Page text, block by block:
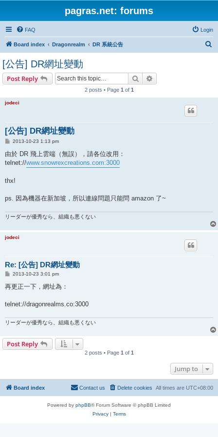
pagras.net: forums
FAQ Login
Board index Dragonrealm DR 系統公告
[公告] DR網址變動
Post Reply Search
2 posts • Page 1 of 1
jodeci
[公告] DR網址變動
P
s
t
2013-10-23 1:13 pm
由於 DR 飛上雲端（無誤），請各位改用：
telnet://www.snowrexcreations.com:3000
thx!
ps. 因為機器在新加坡，所以連線問題只能問 amazon 了~
リーダーが優秀なら、組織も悪くない
jodeci
Re: [公告] DR網址變動
P
s
t
2013-10-23 3:01 pm
再更正一下，網址為：
telnet://dragonrealms.co:3000
リーダーが優秀なら、組織も悪くない
Post Reply
2 posts • Page 1 of 1
Jump to
Board index All times are UTC+08:00
Delete cookies
Contact us
Powered by phpBB® Forum Software © phpBB Limited
Privacy| Terms